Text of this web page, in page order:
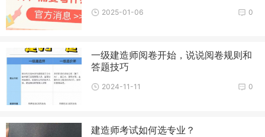
0
2025-01-06
一级建造师阅卷开始，说说阅卷规则和
答题技巧
0
2024-11-11
建造师考试如何选专业？